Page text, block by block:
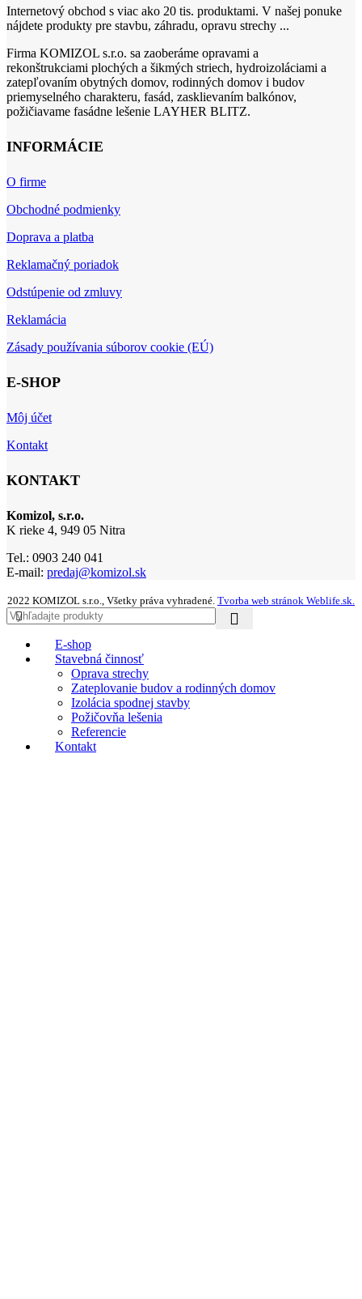
Internetový obchod s viac ako 20 tis. produktami. V našej ponuke
nájdete produkty pre stavbu, záhradu, opravu strechy ...
Firma KOMIZOL s.r.o. sa zaoberáme opravami a
rekonštrukciami plochých a šikmých striech, hydroizoláciami a
zatepľovaním obytných domov, rodinných domov i budov
priemyselného charakteru, fasád, zasklievaním balkónov,
požičiavame fasádne lešenie LAYHER BLITZ.
INFORMÁCIE
O firme
Obchodné podmienky
Doprava a platba
Reklamačný poriadok
Odstúpenie od zmluvy
Reklamácia
Zásady používania súborov cookie (EÚ)
E-SHOP
Môj účet
Kontakt
KONTAKT
Komizol, s.r.o.
K rieke 4, 949 05 Nitra
Tel.: 0903 240 041
E-mail: predaj@komizol.sk
2022 KOMIZOL s.r.o., Všetky práva vyhradené. Tvorba web stránok Weblife.sk.
E-shop
Stavebná činnosť
Oprava strechy
Zateplovanie budov a rodinných domov
Izolácia spodnej stavby
Požičovňa lešenia
Referencie
Kontakt